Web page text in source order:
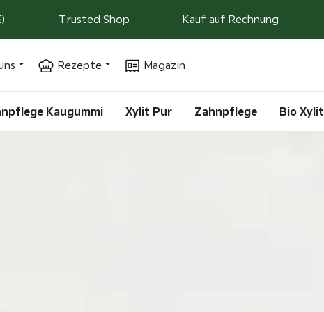
Trusted Shop Kauf auf Rechnung
Rezepte Magazin
Kaugummi Xylit Pur Zahnpflege Bio Xylit